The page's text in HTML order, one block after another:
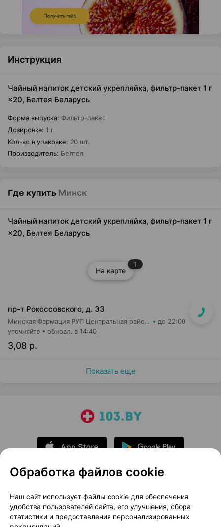
Инструкция
Чайный напиток детский укрепляйка, фильтр-пакет 1 г
×20, Белтея Беларусь
Форма выпуска: Фильтр-пакет
Дозировка: 1 г
Кол-во в упаковке: 20 шт.
Производитель: Белтея
Где купить Минск
Чайный напиток детский укрепляйка, фильтр-пакет 1 г
×20, Белтея Беларусь
На карте
1
пр-т Рокоссовского, д. 33
Минская Фармация РУП Центральная районная аптека №182 до 22:00
3,08 р.
уточняйте обновл. в 14:40
Показать еще
О проекте
Новости проекта
Размещение рекламы
Медицинский маркетинг
Публичный договор
Доставка
Обработка файлов cookie
Наш сайт использует файлы cookie для обеспечения
удобства пользователей сайта, его улучшения, сбора
статистики и предоставления персонализированных